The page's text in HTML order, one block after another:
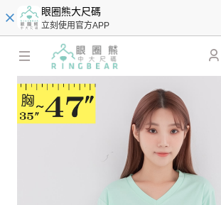
眼圈熊大尺碼
立刻使用官方APP